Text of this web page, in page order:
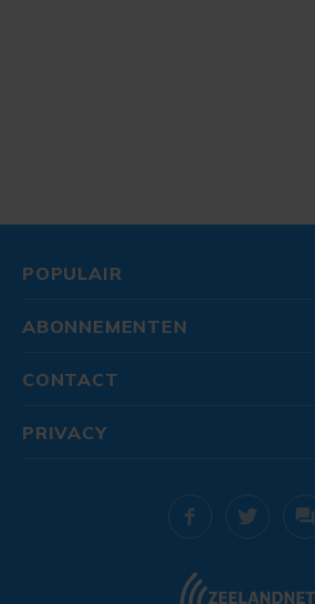
POPULAIR
ABONNEMENTEN
CONTACT
PRIVACY